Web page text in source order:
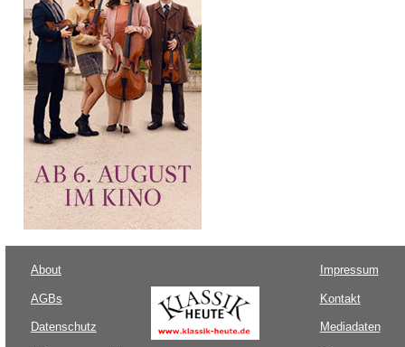
About
AGBs
Datenschutz
Impressum
Kontakt
Mediadaten